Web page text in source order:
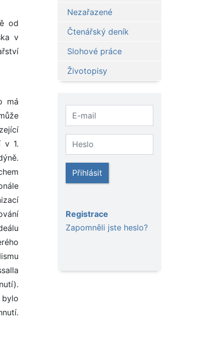
od
v
má
v 1.
bylo
Nezařazené
Čtenářský deník
Slohové práce
Životopisy
Přihlásit
Registrace
Zapomněli jste heslo?